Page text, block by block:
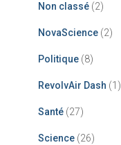
Non classé (2)
NovaScience (2)
Politique (8)
RevolvAir Dash (1)
Santé (27)
Science (26)